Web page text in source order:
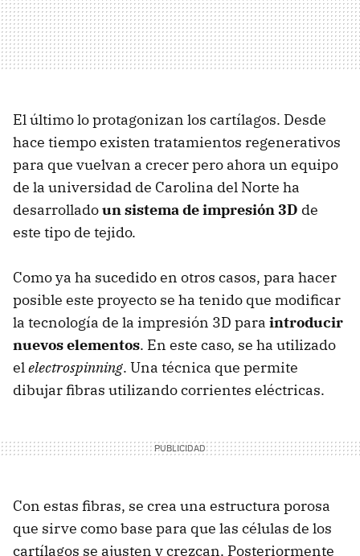
El último lo protagonizan los cartílagos. Desde
hace tiempo existen tratamientos regenerativos
para que vuelvan a crecer pero ahora un equipo
de la universidad de Carolina del Norte ha
desarrolladoun sistema de impresión 3D de
este tipo de tejido.
Como ya ha sucedido en otros casos, para hacer
posible este proyecto se ha tenido que modificar
la tecnología de la impresión 3D para introducir
nuevos elementos. En este caso, se ha utilizado
elelectrospinning. Una técnica que permite
dibujar fibras utilizando corrientes eléctricas.
Con estas fibras, se crea una estructura porosa
que sirve como base para que las células de los
cartílagos se ajusten y crezcan. Posteriormente